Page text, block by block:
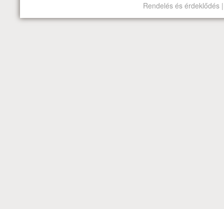
Rendelés és érdeklődés